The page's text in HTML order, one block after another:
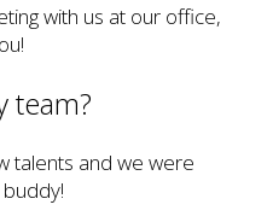
with us at our office,
team?
talents and we were